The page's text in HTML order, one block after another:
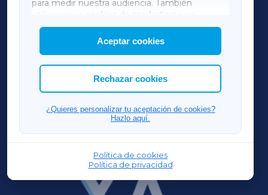
para medir nuestra audiencia. También
utilizaremos
cookies de marketing
mostrar publicidad de terceros.
Asimismo, puedes personalizar la elección de
las cookies que deseas permitir.
Aceptar cookies
Rechazar cookies
¿Quieres personalizar tu aceptación de cookies?
Hazlo aquí.
Política de cookies
Política de privacidad
AMARIÑAXA
RIBEIRASACRAXA
ACORUÑAXA
FERROLXA
OURENSEXA